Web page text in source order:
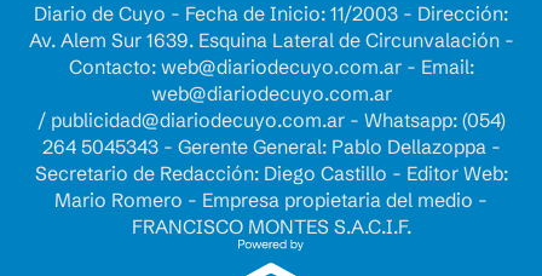
Diario de Cuyo - Fecha de Inicio: 11/2003 - Dirección:
Av. Alem Sur 1639. Esquina Lateral de Circunvalación -
Contacto: web@diariodecuyo.com.ar- Email:
web@diariodecuyo.com.ar
/ publicidad@diariodecuyo.com.ar- Whatsapp: (054)
264 5045343 - Gerente General: Pablo Dellazoppa -
Secretario de Redacción: Diego Castillo - Editor Web:
Mario Romero - Empresa propietaria del medio -
FRANCISCO MONTES S.A.C.I.F.